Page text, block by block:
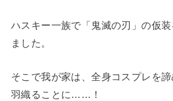
ハスキー一族で「鬼滅の刃」の仮
ました。
そこで我が家は、全身コスプレを
羽織ることに……！